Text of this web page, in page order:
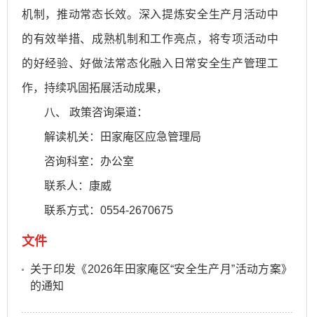
机制，推动常态长效。深入提炼安全生产月活动中
的有效举措、成熟机制和工作亮点，将专项活动中
的好经验、好做法常态化融入日常安全生产管理工
作，持续巩固拓展活动成果，
八、 政策咨询渠道：
解读机关：田家庵区应急管理局
咨询科室：办公室
联系人：康威
联系方式：0554-2670675
文件
关于印发《2026年田家庵区“安全生产月”活动方案》
的通知